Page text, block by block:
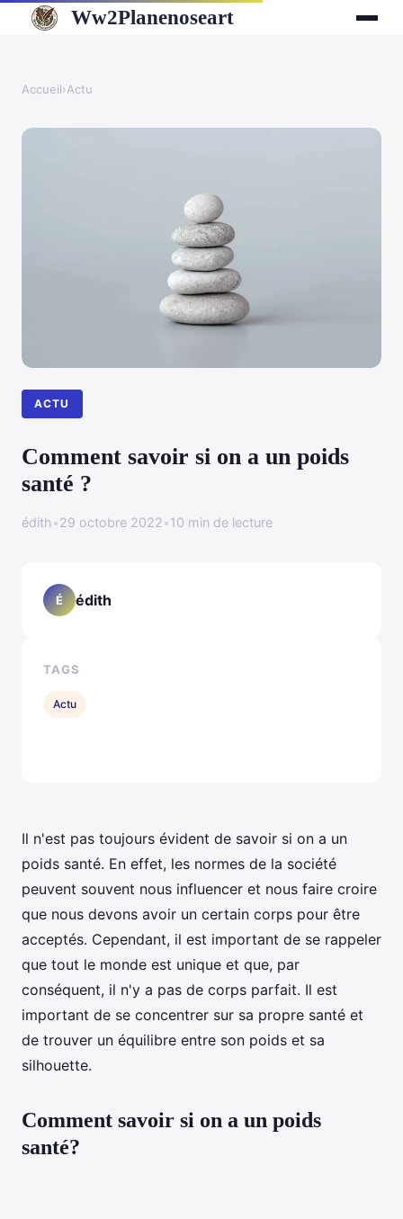
Ww2Planenoseart
Accueil›Actu
ACTU
Comment savoir si on a un poids
santé ?
édith•29 octobre 2022•10 min de lecture
Il n'est pas toujours évident de savoir si on a un
poids santé. En effet, les normes de la société
peuvent souvent nous influencer et nous faire croire
que nous devons avoir un certain corps pour être
acceptés. Cependant, il est important de se rappeler
que tout le monde est unique et que, par
conséquent, il n'y a pas de corps parfait. Il est
important de se concentrer sur sa propre santé et
de trouver un équilibre entre son poids et sa
silhouette.
Comment savoir si on a un poids
santé?
É édith
TAGS
Actu